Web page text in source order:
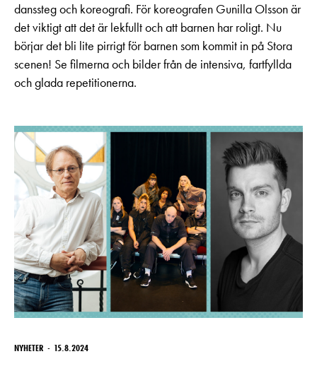
danssteg och koreografi. För koreografen Gunilla Olsson är
det viktigt att det är lekfullt och att barnen har roligt. Nu
börjar det bli lite pirrigt för barnen som kommit in på Stora
scenen! Se filmerna och bilder från de intensiva, fartfyllda
och glada repetitionerna.
NYHETER 15.8.2024